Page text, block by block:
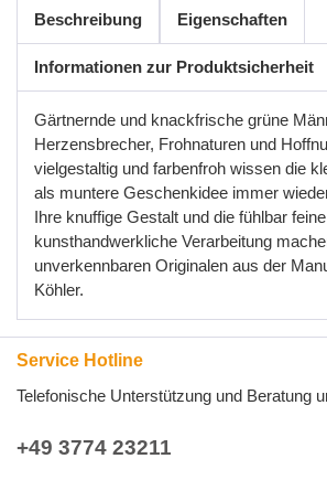
Beschreibung Eigenschaften
Informationen zur Produktsicherheit
Gärtnernde und knackfrische grüne
Herzensbrecher, Frohnaturen und
vielgestaltig und farbenfroh wissen die
als muntere Geschenkidee immer
Ihre knuffige Gestalt und die fühlbar feine
kunsthandwerkliche Verarbeitung
unverkennbaren Originalen aus der
Köhler.
Service Hotline
Telefonische Unterstützung und Beratung
+49 3774 23211